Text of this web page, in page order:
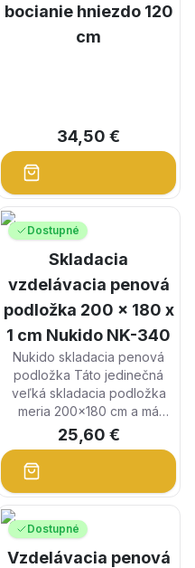
bocianie hniezdo 120
cm
34,50 €
Dostupné
Skladacia
vzdelávacia penová
podložka 200 x 180 x
1 cm Nukido NK-340
Nukido skladacia penová
podložka Táto jedinečná
veľká skladacia podložka
meria 200x180 cm a má
mnoho praktických využití.
Poskytne vám d...
25,60 €
Dostupné
Vzdelávacia penová